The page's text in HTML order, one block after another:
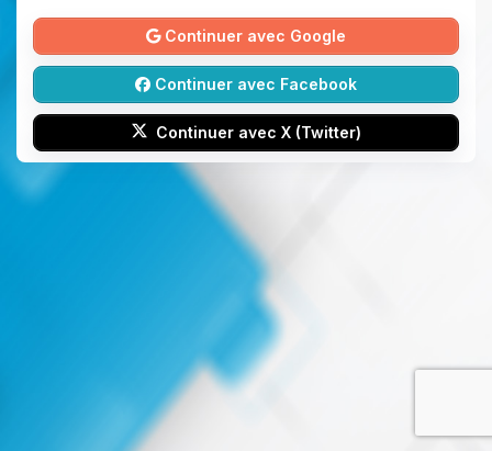
Continuer avec Google
Continuer avec Facebook
Continuer avec X (Twitter)